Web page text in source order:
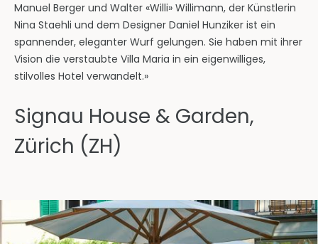
Manuel Berger und Walter «Willi» Willimann, der Künstlerin
Nina Staehli und dem Designer Daniel Hunziker ist ein
spannender, eleganter Wurf gelungen. Sie haben mit ihrer
Vision die verstaubte Villa Maria in ein eigenwilliges,
stilvolles Hotel verwandelt.»
Signau House & Garden,
Zürich (ZH)